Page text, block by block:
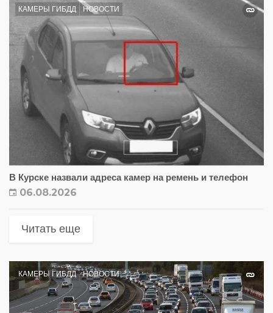
КАМЕРЫ ГИБДД НОВОСТИ
В Курске назвали адреса камер на ремень и телефон
06.08.2026
Читать еще
КАМЕРЫ ГИБДД НОВОСТИ